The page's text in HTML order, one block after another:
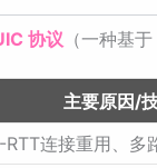
协议 （一种基
主要原因/
连接重用、多